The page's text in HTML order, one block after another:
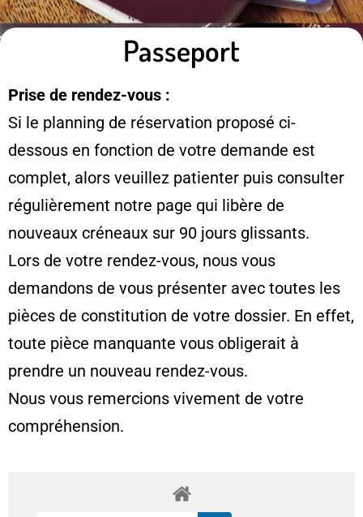
Passeport
Prise de rendez-vous :
Si le planning de réservation proposé ci-
dessous en fonction de votre demande est
complet, alors veuillez patienter puis consulter
régulièrement notre page qui libère de
nouveaux créneaux sur 90 jours glissants.
Lors de votre rendez-vous, nous vous
demandons de vous présenter avec toutes les
pièces de constitution de votre dossier. En effet,
toute pièce manquante vous obligerait à
prendre un nouveau rendez-vous.
Nous vous remercions vivement de votre
compréhension.